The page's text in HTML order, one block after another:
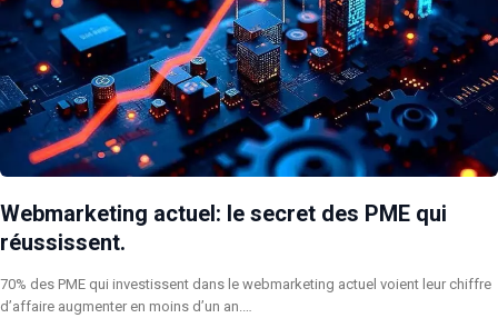
Webmarketing actuel: le secret des PME qui
réussissent.
70% des PME qui investissent dans le webmarketing actuel voient leur chiffre
d’affaire augmenter en moins d’un an.…